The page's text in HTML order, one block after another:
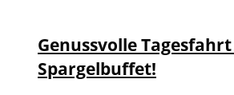
Genussvolle
Spargelbuffet!